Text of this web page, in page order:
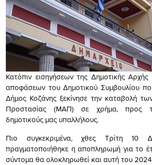
Κατόπιν εισηγήσεων της Δημοτικής
αποφάσεων του Δημοτικού Συμβουλίου
Δήμος Κοζάνης ξεκίνησε την καταβολή
Προστασίας (ΜΑΠ) σε χρήμα, προς
δημοτικούς μας υπαλλήλους.
Πιο συγκεκριμένα, χθες Τρίτη 10
πραγματοποιήθηκε η αποπληρωμή για το
σύντομα θα ολοκληρωθεί και αυτή του